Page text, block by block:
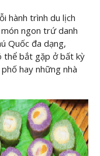
hành trình du lịch
ngon trứ danh
Quốc đa dạng,
thể bắt gặp ở bất kỳ
hay những nhà